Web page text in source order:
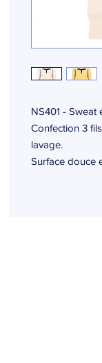
NS401 -
Confection 3
lavage.
Surface douce